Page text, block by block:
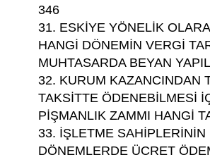
346
31. ESKİYE YÖNELİK
HANGİ DÖNEMİN VERGİ
MUHTASARDA BEYAN
32. KURUM KAZANCINDAN
TAKSİTTE ÖDENEBİLMESİ
PİŞMANLIK ZAMMI HANGİ
33. İŞLETME
DÖNEMLERDE ÜCRET